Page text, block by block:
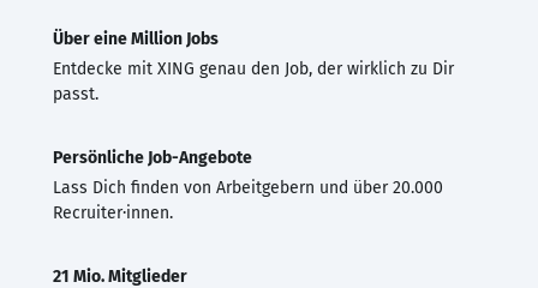
Über eine Million Jobs
Entdecke mit XING genau den Job, der wirklich zu Dir
passt.
Persönliche Job-Angebote
Lass Dich finden von Arbeitgebern und über 20.000
Recruiter·innen.
21 Mio. Mitglieder